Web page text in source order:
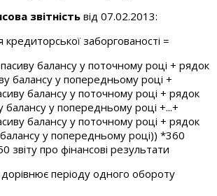
звітність від 07.02.2013:
заборгованості =
балансу у поточному році + рядок
балансу у попередньому році +
балансу у поточному році + рядок
балансу у попередньому році +...+
балансу у поточному році + рядок
у попередньому році)) *360
звіту про фінансові результати
періоду одного обороту